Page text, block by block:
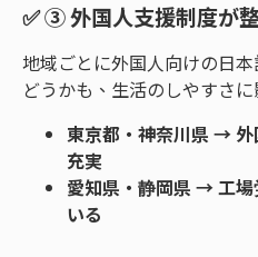
✅③ 外国人支援制度が
地域ごとに外国人向けの日
どうかも、生活のしやすさに
東京都・神奈川県 →
充実
愛知県・静岡県 → 工
いる